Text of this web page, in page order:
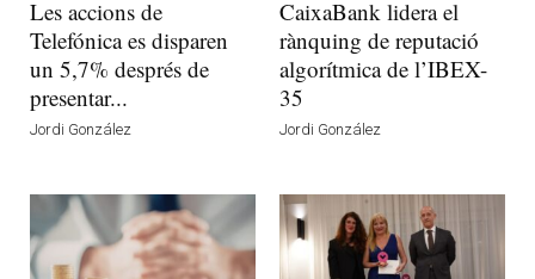
Les accions de
Telefónica es disparen
un 5,7% després de
presentar...
Jordi González
CaixaBank lidera el
rànquing de reputació
algorítmica de l’IBEX-
35
Jordi González